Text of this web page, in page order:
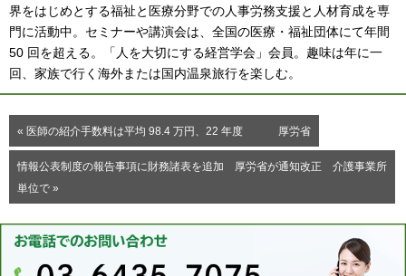
界をはじめとする福祉と医療分野での人事労務支援と人材育成を専
門に活動中。セミナーや講演会は、全国の医療・福祉団体にて年間
50 回を超える。「人を大切にする経営学会」会員。趣味は年に一
回、家族で行く海外または国内温泉旅行を楽しむ。
« 医師の紹介手数料は平均 98.4 万円、22 年度 厚労省
情報公表制度の報告事項に財務諸表を追加 厚労省が通知改正 介護事業所
単位で »